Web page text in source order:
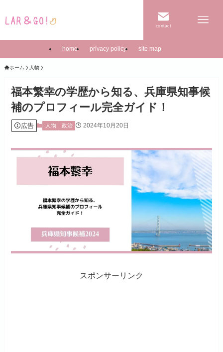
contact
home privacy policy site map
ホーム 人物
福本繁幸の学歴から知る、兵庫県知事候
補のプロフィール完全ガイド！
広告 人物 政治 2024年10月20日
スポンサーリンク